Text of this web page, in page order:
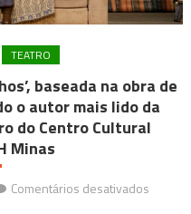
TEATRO
baseada na obra de
o autor mais lido da
do Centro Cultural
Minas
Comentários desativados